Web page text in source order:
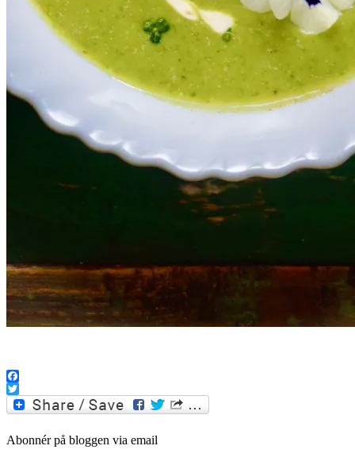
Facebook
Twitter
Abonnér på bloggen via email